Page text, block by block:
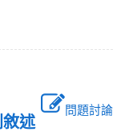
問題討論
述